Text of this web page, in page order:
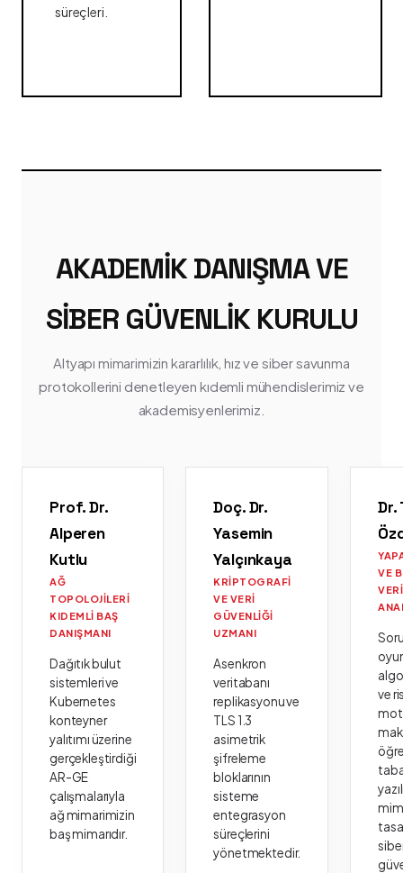
süreçleri.
AKADEMIK DANIŞMA VE
SIBER GÜVENLIK KURULU
Altyapı mimarimizin kararlılık, hız ve siber savunma
protokollerini denetleyen kıdemli mühendislerimiz ve
akademisyenlerimiz.
Prof. Dr.
Alperen
Kutlu
AĞ
TOPOLOJILERI
KIDEMLI BAŞ
DANIŞMANI
Dağıtık bulut
sistemleri ve
Kubernetes
konteyner
yalıtımı üzerine
gerçekleştirdiği
AR-GE
çalışmalarıyla
ağ mimarimizin
baş mimarıdır.
Doç. Dr.
Yasemin
Yalçınkaya
KRIPTOGRAFI
VE VERI
GÜVENLIĞI
UZMANI
Asenkron
veritabanı
replikasyonu ve
TLS 1.3
asimetrik
şifreleme
bloklarının
sisteme
entegrasyon
süreçlerini
yönetmektedir.
Dr.
VE
VERI
ve